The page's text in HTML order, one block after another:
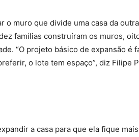
o muro que divide uma casa da
famílias construíram os muros,
“O projeto básico de expansão é
o lote tem espaço”, diz Filipe
a casa para que ela fique